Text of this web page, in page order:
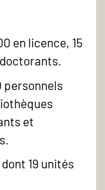
en licence, 15
personnels
et
19 unités